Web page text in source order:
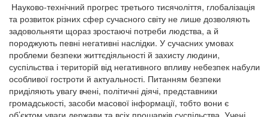
Науково-технічний прогрес третього тисячоліття, глобалізація
та розвиток різних сфер сучасного світу не лише дозволяють
задовольняти щораз зростаючі потреби людства, а й
породжують певні негативні наслідки. У сучасних умовах
проблеми безпеки життєдіяльності й захисту людини,
суспільства і територій від негативного впливу небезпек набули
особливої гостроти й актуальності. Питанням безпеки
приділяють увагу вчені, політичні діячі, представники
громадськості, засоби масової інформації, тобто вони є